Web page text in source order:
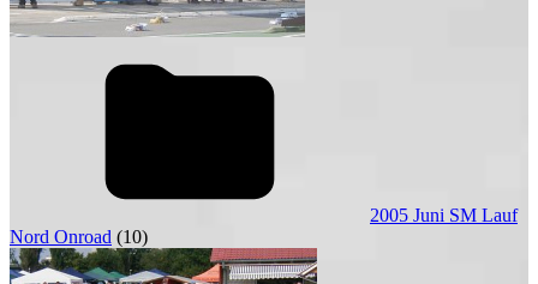
2005 Juni SM Lauf
Nord Onroad (10)